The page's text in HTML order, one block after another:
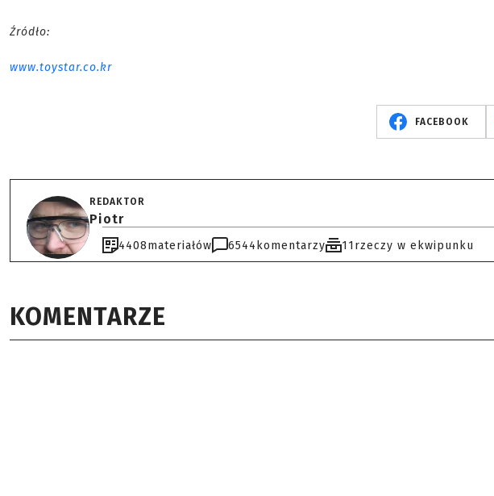
Źródło:
www.toystar.co.kr
FACEBOOK
REDAKTOR
Piotr
4408materiałów 6544 komentarzy 11rzeczy w ekwipunku
KOMENTARZE